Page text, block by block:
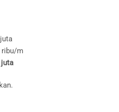
ribu/m
juta